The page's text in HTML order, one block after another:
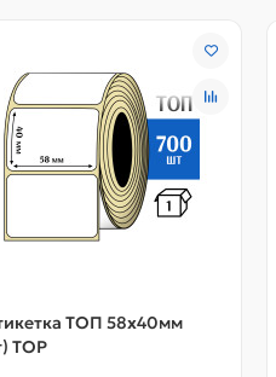
ТОП 58x40мм
TOP